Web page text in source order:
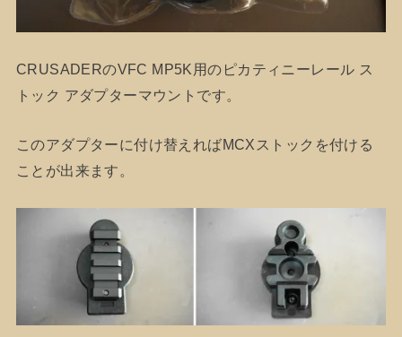
CRUSADERのVFC MP5K用のピカティニーレール ス
トック アダプターマウントです。
このアダプターに付け替えればMCXストックを付ける
ことが出来ます。